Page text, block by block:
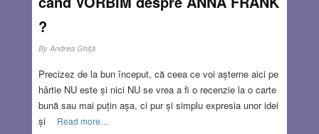
?
By Andrea Ghiţă
Precizez de la bun început, că ceea ce voi așterne aici pe
hârtie NU este și nici NU se vrea a fi o recenzie la o carte
bună sau mai puțin așa, ci pur și simplu expresia unor idei
și
Read more…